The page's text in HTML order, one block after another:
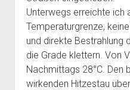
Unterwegs erreichte ich
Temperaturgrenze,
und direkte Bestrahlung
die Grade klettern. Von
Nachmittags 28°C. Den
wirkenden Hitzestau